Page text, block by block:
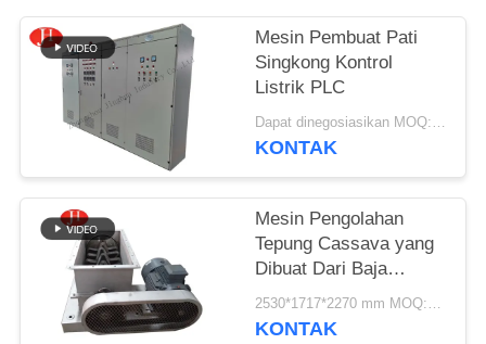
SITEMAP
KEBIJAKAN
PRIVASI
Mesin Pembuat Pati
Singkong Kontrol
Listrik PLC
Dapat dinegosiasikan MOQ:1 set
KONTAK
Mesin Pengolahan
Tepung Cassava yang
Dibuat Dari Baja
Berkualitas Tinggi
2530*1717*2270 mm MOQ:1 set
KONTAK